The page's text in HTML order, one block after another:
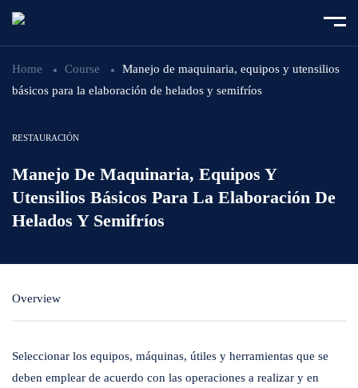
Home Course
Manejo de maquinaria, equipos y utensilios
básicos para la elaboración de helados y semifríos
RESTAURACIÓN
Manejo De Maquinaria, Equipos Y
Utensilios Básicos Para La Elaboración De
Helados Y Semifríos
Overview
Seleccionar los equipos, máquinas, útiles y herramientas que se
deben emplear de acuerdo con las operaciones a realizar y en